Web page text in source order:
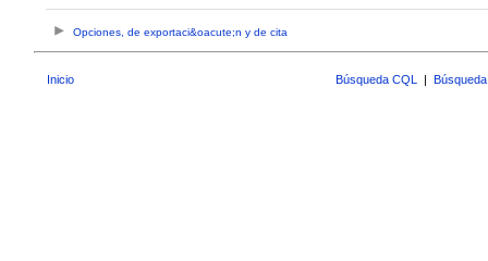
Opciones, de exportaci&oacute;n y de cita
Inicio Búsqueda CQL |